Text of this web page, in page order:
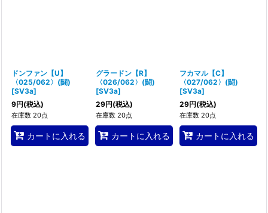
ドンファン【U】
〈025/062〉(闘)
[SV3a]
9円(税込)
在庫数 20点
カートに入れる
グラードン【R】
〈026/062〉(闘)
[SV3a]
29円(税込)
在庫数 20点
カートに入れる
フカマル【C】
〈027/062〉(闘)
[SV3a]
29円(税込)
在庫数 20点
カートに入れる